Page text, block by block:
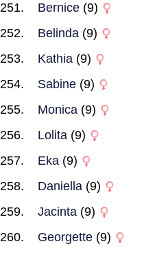
Bernice (9)
Belinda (9)
Kathia (9)
Sabine (9)
Monica (9)
Lolita (9)
Eka (9)
Daniella (9)
Jacinta (9)
Georgette (9)